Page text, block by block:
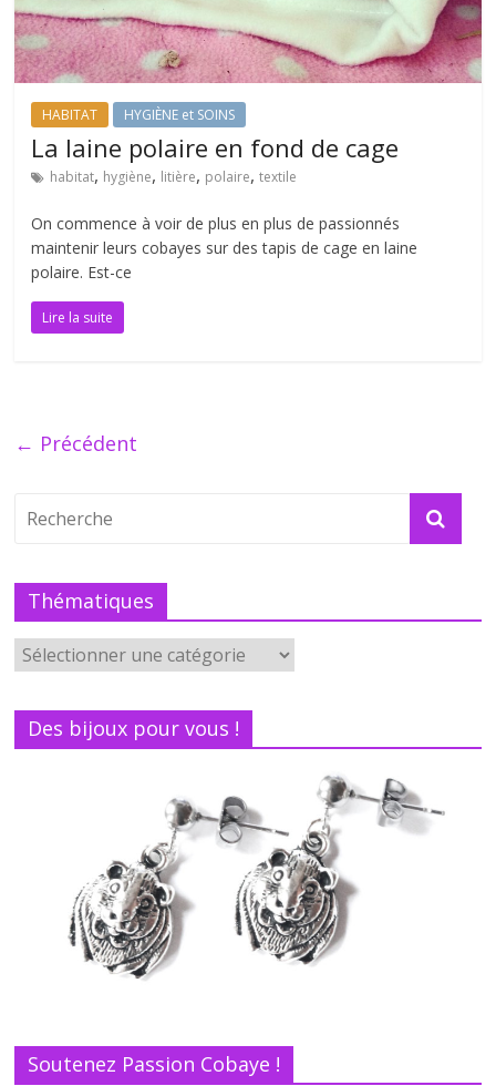
HABITAT HYGIÈNE et SOINS
La laine polaire en fond de cage
habitat, hygiène, litière, polaire,textile
On commence à voir de plus en plus de passionnés
maintenir leurs cobayes sur des tapis de cage en laine
polaire. Est-ce
Lire la suite
← Précédent
Thématiques
Des bijoux pour vous !
Soutenez Passion Cobaye !